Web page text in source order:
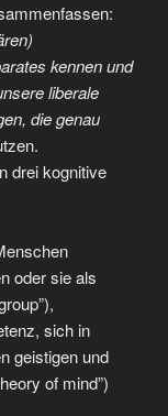
kennen und
liberale
die genau
drei kognitive
oder sie als
sich in
geistigen und
of mind”)